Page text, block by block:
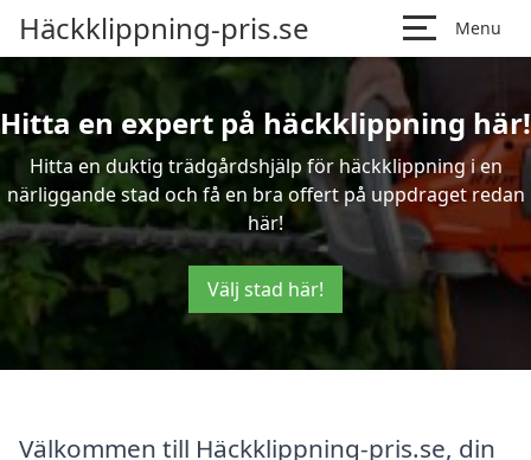
Häckklippning-pris.se Menu
Hitta en expert på häckklippning här!
Hitta en duktig trädgårdshjälp för häckklippning i en
närliggande stad och få en bra offert på uppdraget redan
här!
Välj stad här!
Välkommen till Häckklippning-pris.se, din